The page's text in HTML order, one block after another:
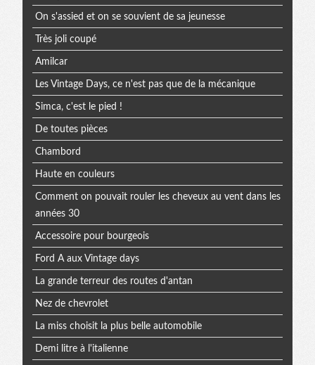
On s'assied et on se souvient de sa jeunesse
Très joli coupé
Amilcar
Les Vintage Days, ce n'est pas que de la mécanique
Simca, c'est le pied !
De toutes pièces
Chambord
Haute en couleurs
Comment on pouvait rouler les cheveux au vent dans les
années 30
Accessoire pour bourgeois
Ford A aux Vintage days
La grande terreur des routes d'antan
Nez de chevrolet
La miss choisit la plus belle automobile
Demi litre à l'italienne